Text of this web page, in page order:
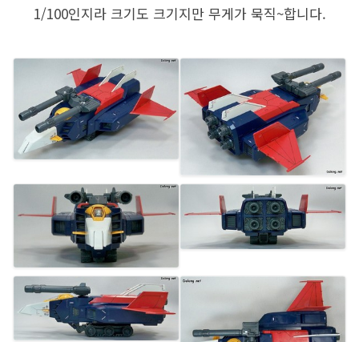
1/100인지라 크기도 크기지만 무게가 묵직~합니다.